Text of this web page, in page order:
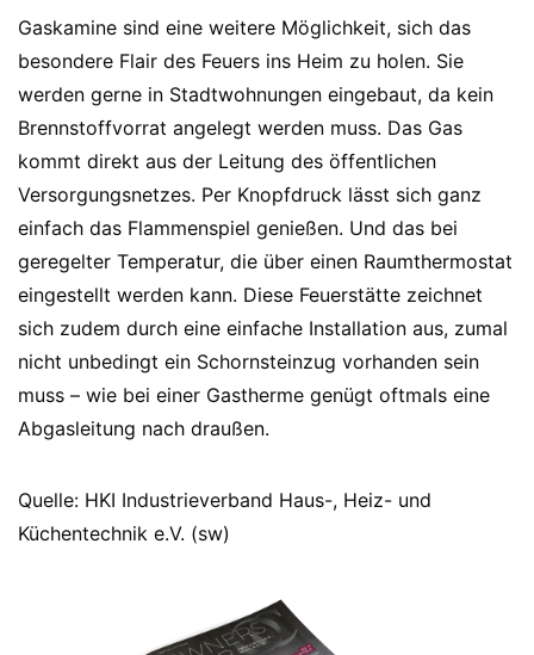
Gaskamine sind eine weitere Möglichkeit, sich das
besondere Flair des Feuers ins Heim zu holen. Sie
werden gerne in Stadtwohnungen eingebaut, da kein
Brennstoffvorrat angelegt werden muss. Das Gas
kommt direkt aus der Leitung des öffentlichen
Versorgungsnetzes. Per Knopfdruck lässt sich ganz
einfach das Flammenspiel genießen. Und das bei
geregelter Temperatur, die über einen Raumthermostat
eingestellt werden kann. Diese Feuerstätte zeichnet
sich zudem durch eine einfache Installation aus, zumal
nicht unbedingt ein Schornsteinzug vorhanden sein
muss – wie bei einer Gastherme genügt oftmals eine
Abgasleitung nach draußen.
Quelle: HKI Industrieverband Haus-, Heiz- und
Küchentechnik e.V. (sw)